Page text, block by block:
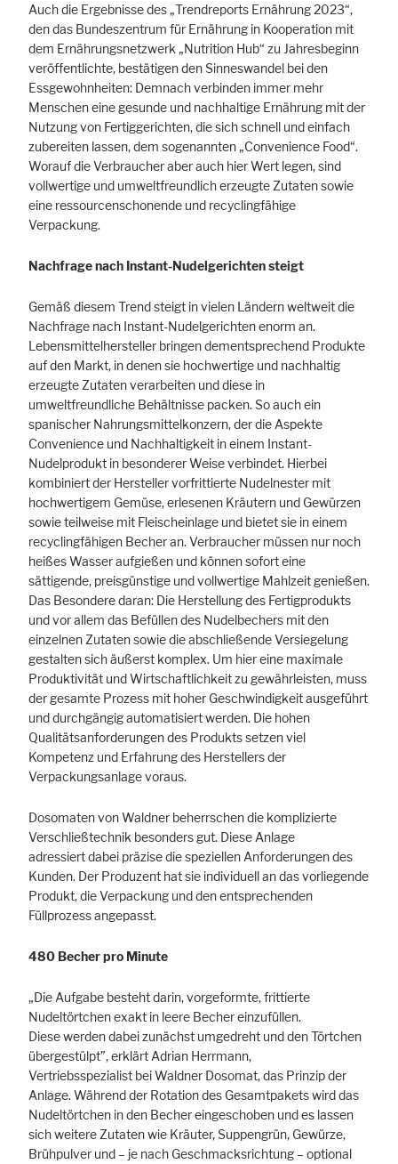
Auch die Ergebnisse des „Trendreports Ernährung 2023“,
den das Bundeszentrum für Ernährung in Kooperation mit
dem Ernährungsnetzwerk „Nutrition Hub“ zu Jahresbeginn
veröffentlichte, bestätigen den Sinneswandel bei den
Essgewohnheiten: Demnach verbinden immer mehr
Menschen eine gesunde und nachhaltige Ernährung mit der
Nutzung von Fertiggerichten, die sich schnell und einfach
zubereiten lassen, dem sogenannten „Convenience Food“.
Worauf die Verbraucher aber auch hier Wert legen, sind
vollwertige und umweltfreundlich erzeugte Zutaten sowie
eine ressourcenschonende und recyclingfähige
Verpackung.
Nachfrage nach Instant-Nudelgerichten steigt
Gemäß diesem Trend steigt in vielen Ländern weltweit die
Nachfrage nach Instant-Nudelgerichten enorm an.
Lebensmittelhersteller bringen dementsprechend Produkte
auf den Markt, in denen sie hochwertige und nachhaltig
erzeugte Zutaten verarbeiten und diese in
umweltfreundliche Behältnisse packen. So auch ein
spanischer Nahrungsmittelkonzern, der die Aspekte
Convenience und Nachhaltigkeit in einem Instant-
Nudelprodukt in besonderer Weise verbindet. Hierbei
kombiniert der Hersteller vorfrittierte Nudelnester mit
hochwertigem Gemüse, erlesenen Kräutern und Gewürzen
sowie teilweise mit Fleischeinlage und bietet sie in einem
recyclingfähigen Becher an. Verbraucher müssen nur noch
heißes Wasser aufgießen und können sofort eine
sättigende, preisgünstige und vollwertige Mahlzeit genießen.
Das Besondere daran: Die Herstellung des Fertigprodukts
und vor allem das Befüllen des Nudelbechers mit den
einzelnen Zutaten sowie die abschließende Versiegelung
gestalten sich äußerst komplex. Um hier eine maximale
Produktivität und Wirtschaftlichkeit zu gewährleisten, muss
der gesamte Prozess mit hoher Geschwindigkeit ausgeführt
und durchgängig automatisiert werden. Die hohen
Qualitätsanforderungen des Produkts setzen viel
Kompetenz und Erfahrung des Herstellers der
Verpackungsanlage voraus.
Dosomaten von Waldner beherrschen die komplizierte
Verschließtechnik besonders gut. Diese Anlage
adressiert dabei präzise die speziellen Anforderungen des
Kunden. Der Produzent hat sie individuell an das vorliegende
Produkt, die Verpackung und den entsprechenden
Füllprozess angepasst.
480 Becher pro Minute
„Die Aufgabe besteht darin, vorgeformte, frittierte
Nudeltörtchen exakt in leere Becher einzufüllen.
Diese werden dabei zunächst umgedreht und den Törtchen
übergestülpt”, erklärt Adrian Herrmann,
Vertriebsspezialist bei Waldner Dosomat, das Prinzip der
Anlage. Während der Rotation des Gesamtpakets wird das
Nudeltörtchen in den Becher eingeschoben und es lassen
sich weitere Zutaten wie Kräuter, Suppengrün, Gewürze,
Brühpulver und – je nach Geschmacksrichtung – optional